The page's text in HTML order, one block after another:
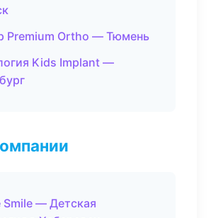
Premium Ortho — Тюмень
Kids Implant —
— Детская